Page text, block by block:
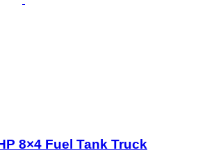
8×4 Fuel Tank Truck